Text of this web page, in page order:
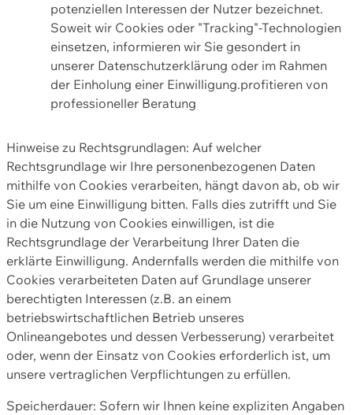
potenziellen Interessen der Nutzer bezeichnet.
Soweit wir Cookies oder "Tracking"-Technologien
einsetzen, informieren wir Sie gesondert in
unserer Datenschutzerklärung oder im Rahmen
der Einholung einer Einwilligung.profitieren von
professioneller Beratung
Hinweise zu Rechtsgrundlagen: Auf welcher
Rechtsgrundlage wir Ihre personenbezogenen Daten
mithilfe von Cookies verarbeiten, hängt davon ab, ob wir
Sie um eine Einwilligung bitten. Falls dies zutrifft und Sie
in die Nutzung von Cookies einwilligen, ist die
Rechtsgrundlage der Verarbeitung Ihrer Daten die
erklärte Einwilligung. Andernfalls werden die mithilfe von
Cookies verarbeiteten Daten auf Grundlage unserer
berechtigten Interessen (z.B. an einem
betriebswirtschaftlichen Betrieb unseres
Onlineangebotes und dessen Verbesserung) verarbeitet
oder, wenn der Einsatz von Cookies erforderlich ist, um
unsere vertraglichen Verpflichtungen zu erfüllen.
Speicherdauer: Sofern wir Ihnen keine expliziten Angaben